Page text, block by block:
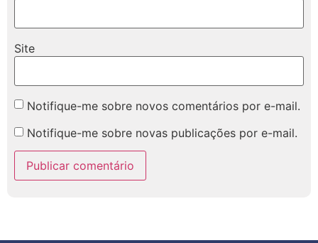
Site
Notifique-me sobre novos comentários por e-mail.
Notifique-me sobre novas publicações por e-mail.